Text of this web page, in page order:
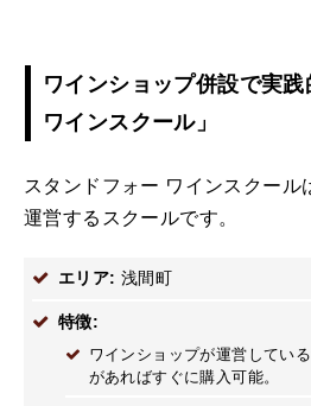
ワインショップ併設で実
ワインスクール」
スタンドフォー ワインスクール
運営するスクールです。
エリア: 浅間町
特徴:
ワインショップが運営してい
があればすぐに購入可能。